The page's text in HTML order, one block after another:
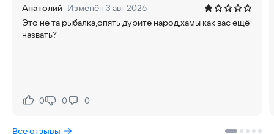
- Уникальная зимняя локация - рыбачь на специальные
зимние приманки
- Общайся на каждой локации с другими рыбаками в чате
рыболовных аксессуаров
- Более 70 игровых достижений
Анатолий Изменён 3 авг 2026
Это не та рыбалка,опять дурите народ,хамы как вас ещё
назвать?
Нравится:
0Не нравится:
0 0
Все отзывы